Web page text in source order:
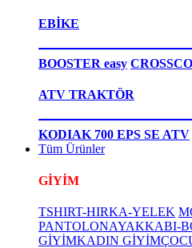
EBİKE
BOOSTER easy
ATV TRAKTÖR
KODIAK 700 EPS SE ATV
Tüm Ürünler
GİYİM
TSHIRT-HIRKA-YELEK
PANTOLONAYAKKABI-
GİYİMKADIN GİYİM